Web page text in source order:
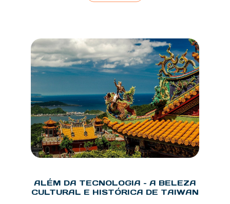
ALÉM DA TECNOLOGIA – A BELEZA
CULTURAL E HISTÓRICA DE TAIWAN